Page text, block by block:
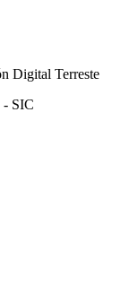
Digital Terreste
- SIC